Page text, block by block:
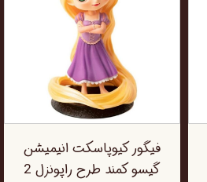
فیگور کیوپاسکت انیمیشن
گیسو کمند طرح راپونزل 2